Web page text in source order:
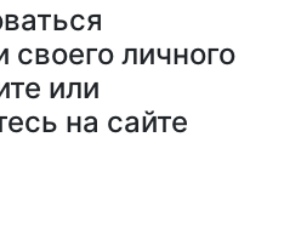
личного
или
на сайте